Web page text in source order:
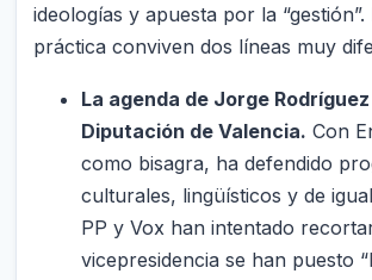
ideologías y apuesta por la
práctica conviven dos líneas muy
La agenda de Jorge
Diputación de Valencia. Con
como bisagra, ha defendido
culturales, lingüísticos y de
PP y Vox han intentado
vicepresidencia se han puesto